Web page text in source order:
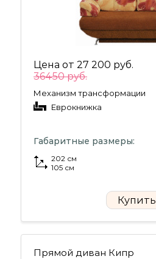
Цена от 27 200 руб.
36450 руб.
Механизм трансформации
Еврокнижка
Габаритные размеры:
202 см
105 см
Купить
Прямой диван Кипр